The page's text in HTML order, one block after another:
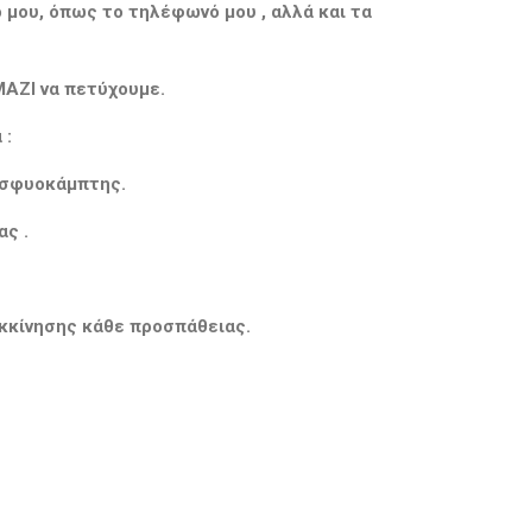
μου, όπως το τηλέφωνό μου , αλλά και τα
να πετύχουμε.
:
.
κάθε προσπάθειας.